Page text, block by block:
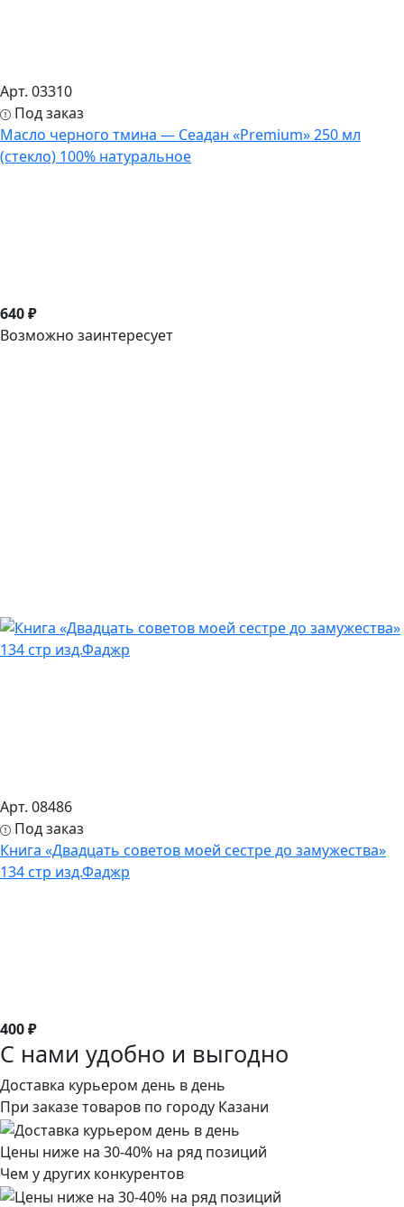
Арт. 03310
Под заказ
Масло черного тмина — Сеадан «Premium» 250 мл
(стекло) 100% натуральное
640 ₽
Возможно заинтересует
Арт. 08486
Под заказ
Книга «Двадцать советов моей сестре до замужества»
134 стр изд.Фаджр
400 ₽
С нами удобно и выгодно
Доставка курьером день в день
При заказе товаров по городу Казани
Цены ниже на 30-40% на ряд позиций
Чем у других конкурентов